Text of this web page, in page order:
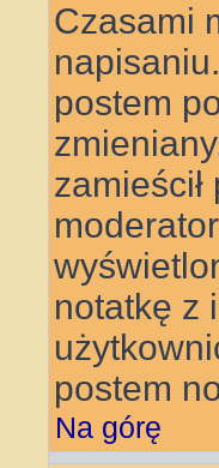
Czasami
postem
notatkę z
postem
Na górę